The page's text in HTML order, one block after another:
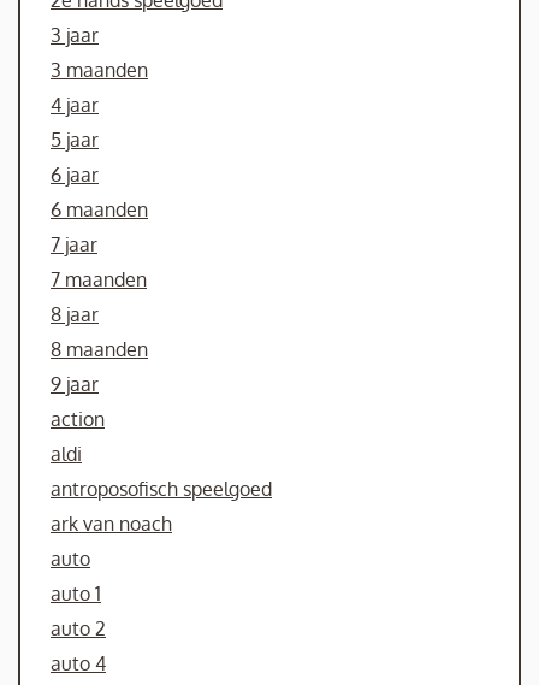
3 jaar
3 maanden
4 jaar
5 jaar
6 jaar
6 maanden
7 jaar
7 maanden
8 jaar
8 maanden
9 jaar
action
aldi
antroposofisch speelgoed
ark van noach
auto
auto 1
auto 2
auto 4